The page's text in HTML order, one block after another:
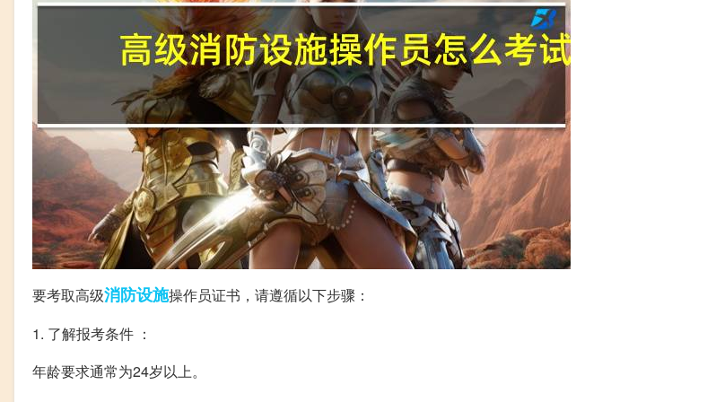
要考取高级消防设施操作员证书，请遵循以下步骤：
1. 了解报考条件 ：
年龄要求通常为24岁以上。